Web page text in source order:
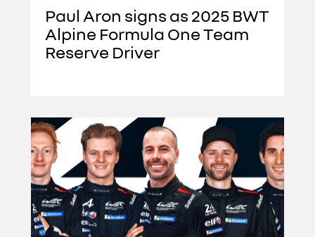
Paul Aron signs as 2025 BWT
Alpine Formula One Team
Reserve Driver